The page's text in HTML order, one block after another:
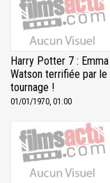
Harry Potter 7 : Emma
Watson terrifiée par le
tournage !
01/01/1970, 01:00